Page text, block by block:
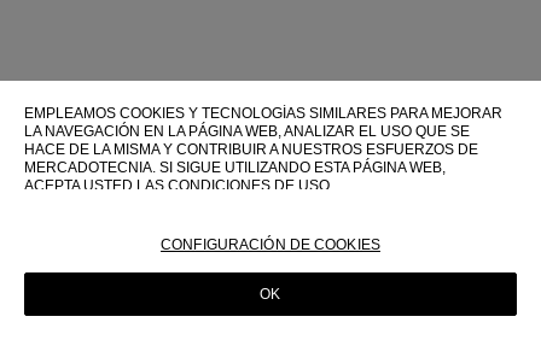
EMPLEAMOS COOKIES Y TECNOLOGÍAS SIMILARES PARA MEJORAR
LA NAVEGACIÓN EN LA PÁGINA WEB, ANALIZAR EL USO QUE SE
HACE DE LA MISMA Y CONTRIBUIR A NUESTROS ESFUERZOS DE
MERCADOTECNIA. SI SIGUE UTILIZANDO ESTA PÁGINA WEB,
ACEPTA USTED LAS CONDICIONES DE USO.
SOBRE SU USO EN ESTA PÁGINA WEB, CONSULTE NUESTRA
CONFIGURACIÓN DE COOKIES
OK